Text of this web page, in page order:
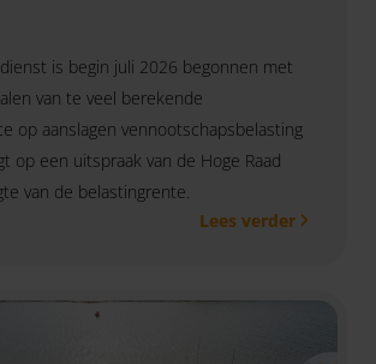
is begin juli 2026 begonnen met
van te veel berekende
op aanslagen vennootschapsbelasting
op een uitspraak van de Hoge Raad
van de belastingrente.
Lees verder